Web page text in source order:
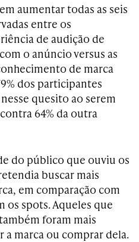
aumentar todas as seis
entre os
de audição de
o anúncio versus as
de marca
dos participantes
quesito ao serem
64% da outra
do público que ouviu os
buscar mais
em comparação com
os spots. Aqueles que
foram mais
a marca ou comprar dela.